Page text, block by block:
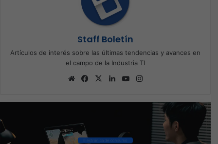
Staff Boletín
Artículos de interés sobre las últimas tendencias y avances en
el campo de la Industria TI
Sitio
Facebook
X LinkedInYouTube
Ciberseguridad